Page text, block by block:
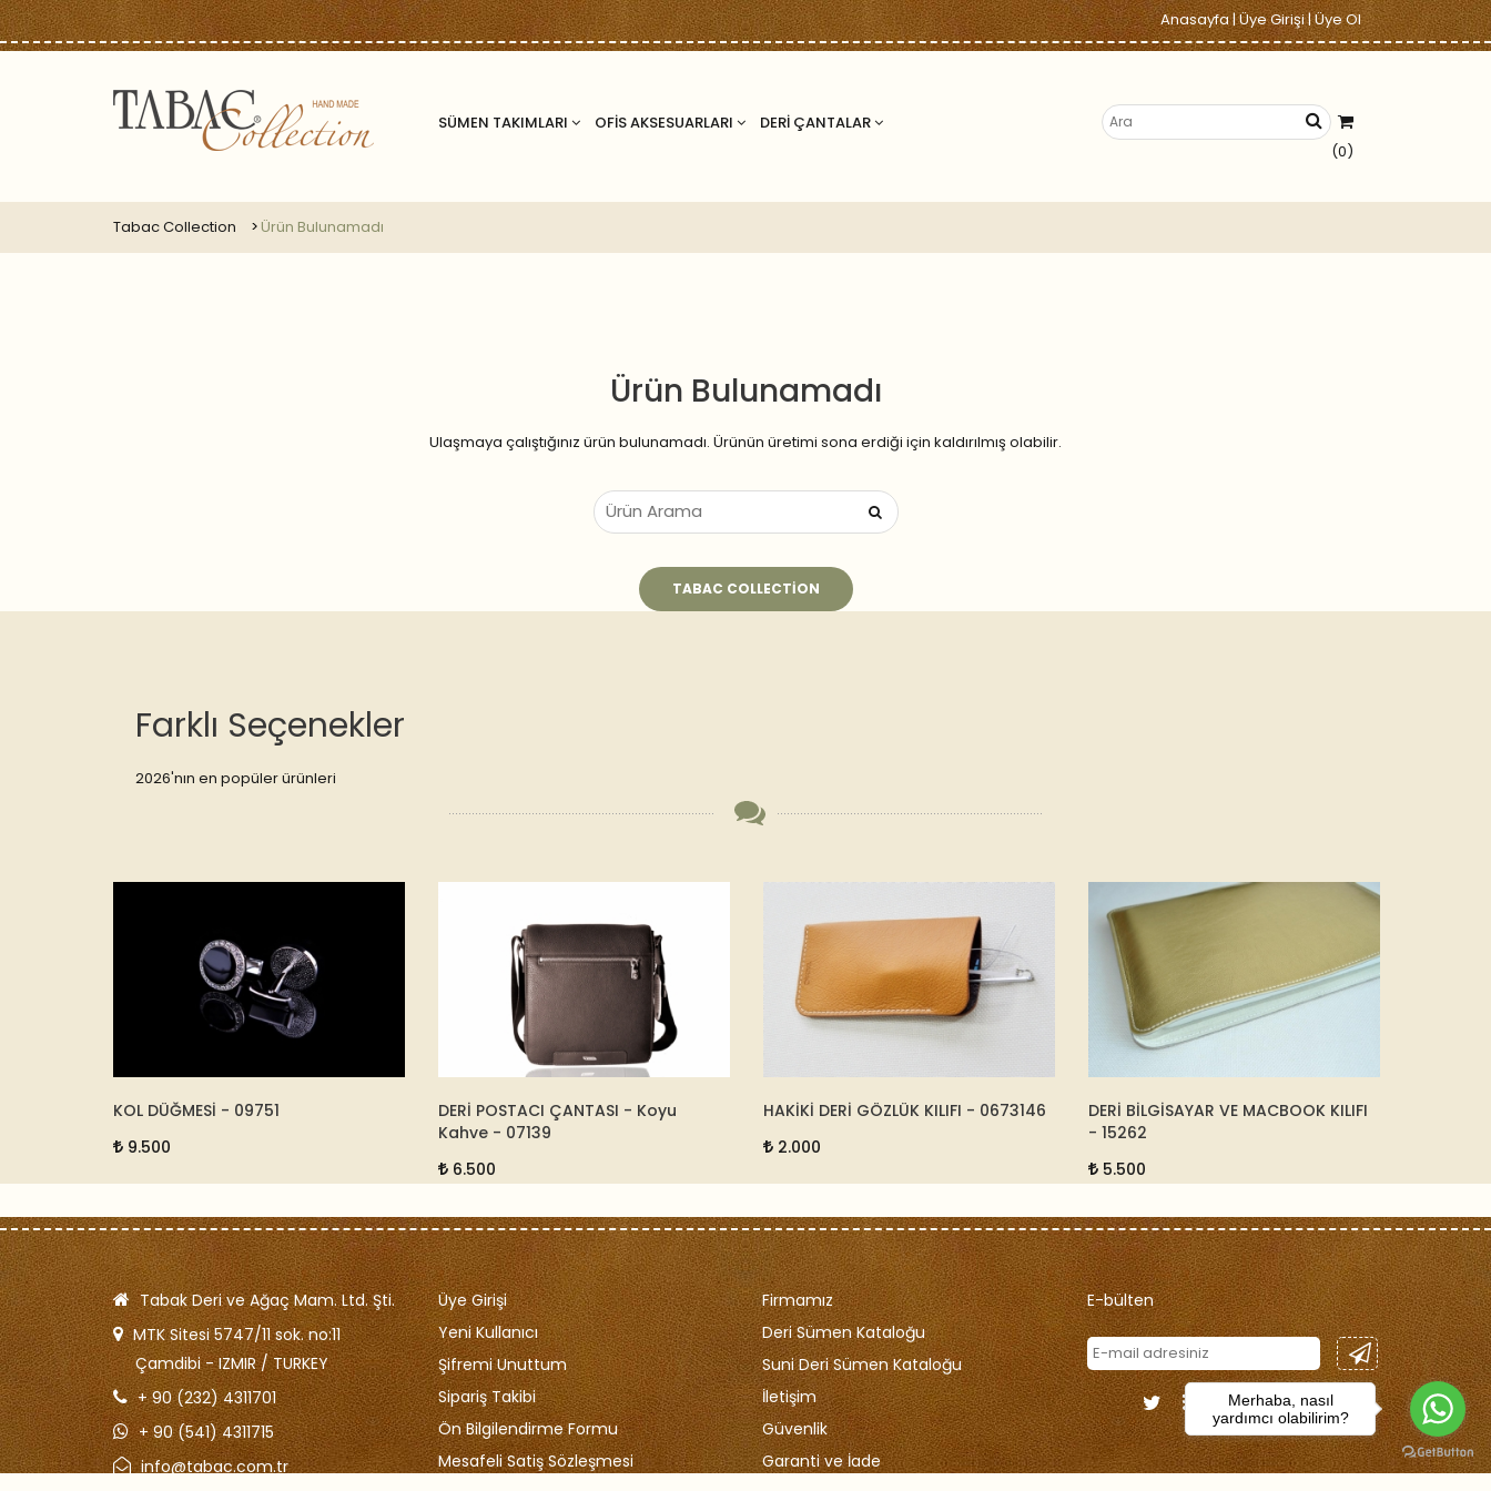
Anasayfa|Üye Girişi|Üye Ol
SÜMEN TAKIMLARI OFİS AKSESUARLARI
DERİ ÇANTALAR
(0)
Tabac Collection Ürün Bulunamadı
Ürün Bulunamadı
Ulaşmaya çalıştığınız ürün bulunamadı. Ürünün üretimi sona erdiği için kaldırılmış olabilir.
TABAC COLLECTION
Farklı Seçenekler
2026'nın en popüler ürünleri
DERİ POSTACI ÇANTASI - Koyu
HAKİKİ DERİ GÖZLÜK KILIFI - 0673146
DERİ BİLGİSAYAR VE MACBOOK KILIFI
ALTIN VE DERİ SÜMEN TAKIMI -
Tabak Deri ve Ağaç Mam. Ltd. Şti.
MTK Sitesi 5747/11 sok. no:11
Çamdibi - IZMIR / TURKEY
+ 90 (232) 4311701
+ 90 (541) 4311715
info@tabac.com.tr
Üye Girişi
Yeni Kullanıcı
Şifremi Unuttum
Sipariş Takibi
Ön Bilgilendirme Formu
Mesafeli Satiş Sözleşmesi
Firmamız
Deri Sümen Kataloğu
Suni Deri Sümen Kataloğu
İletişim
Güvenlik
Garanti ve İade
E-bülten
Merhaba, nasıl
yardımcı olabilirim?